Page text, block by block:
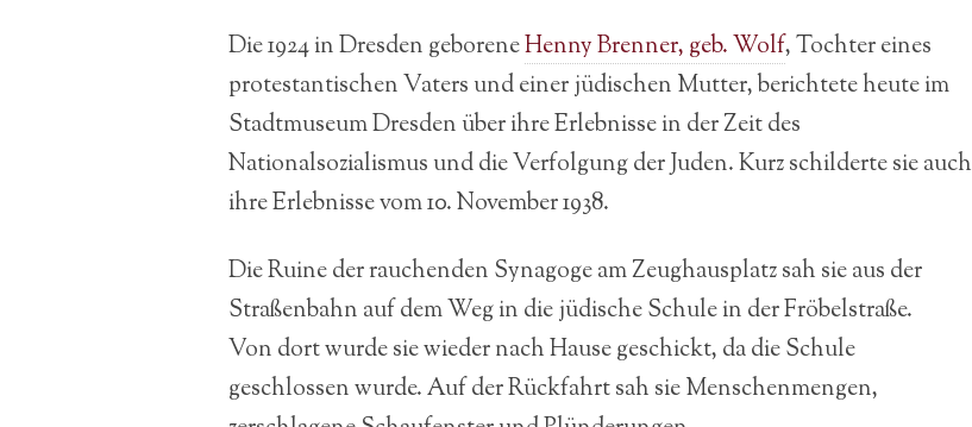
Die 1924 in Dresden geboreneHenny Brenner, geb. Wolf, Tochter eines
protestantischen Vaters und einer jüdischen Mutter, berichtete heute im
Stadtmuseum Dresden über ihre Erlebnisse in der Zeit des
Nationalsozialismus und die Verfolgung der Juden. Kurz schilderte sie auch
ihre Erlebnisse vom 10. November 1938.
Die Ruine der rauchenden Synagoge am Zeughausplatz sah sie aus der
Straßenbahn auf dem Weg in die jüdische Schule in der Fröbelstraße.
Von dort wurde sie wieder nach Hause geschickt, da die Schule
geschlossen wurde. Auf der Rückfahrt sah sie Menschenmengen,